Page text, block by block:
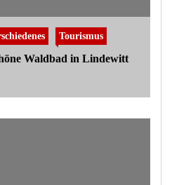
Tourismus
Waldbad in Lindewitt